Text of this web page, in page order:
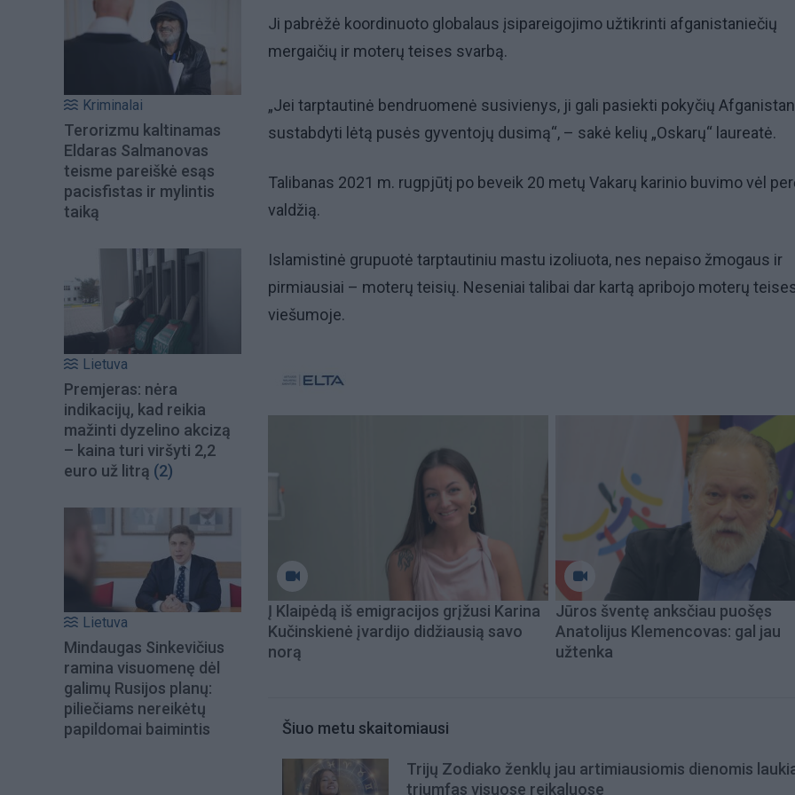
Kriminalai
Terorizmu kaltinamas
Eldaras Salmanovas
teisme pareiškė esąs
pacisfistas ir mylintis
taiką
Lietuva
Premjeras: nėra
indikacijų, kad reikia
mažinti dyzelino akcizą
– kaina turi viršyti 2,2
euro už litrą (2)
Lietuva
Mindaugas Sinkevičius
ramina visuomenę dėl
galimų Rusijos planų:
piliečiams nereikėtų
papildomai baimintis
Ji pabrėžė koordinuoto globalaus įsipareigojimo užtikrinti afganistaniečių
mergaičių ir moterų teises svarbą.
„Jei tarptautinė bendruomenė susivienys, ji gali pasiekti pokyčių
sustabdyti lėtą pusės gyventojų dusimą“, – sakė kelių „Oskarų“ laureatė.
Talibanas 2021 m. rugpjūtį po beveik 20 metų Vakarų karinio buvimo vėl
valdžią.
Islamistinė grupuotė tarptautiniu mastu izoliuota, nes nepaiso žmogaus ir
pirmiausiai – moterų teisių. Neseniai talibai dar kartą apribojo moterų
viešumoje.
Į Klaipėdą iš emigracijos grįžusi Karina
Kučinskienė įvardijo didžiausią savo
norą
Jūros šventę anksčiau puošęs
Anatolijus Klemencovas: gal jau
užtenka
Šiuo metu skaitomiausi
Trijų Zodiako ženklų jau artimiausiomis dienomis
triumfas visuose reikaluose